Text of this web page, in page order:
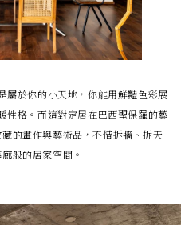
屬於你的小天地，你能用鮮豔色彩展
性格。而這對定居在巴西聖保羅的藝
的畫作與藝術品，不惜拆牆、拆天
般的居家空間。